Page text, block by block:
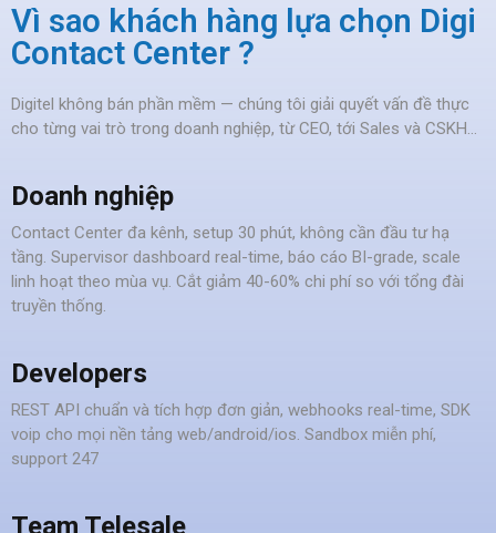
Vì sao khách hàng lựa chọn Digi
Contact Center ?
Digitel không bán phần mềm — chúng tôi giải quyết vấn đề thực
cho từng vai trò trong doanh nghiệp, từ CEO, tới Sales và CSKH…
Doanh nghiệp
Contact Center đa kênh, setup 30 phút, không cần đầu tư hạ
tầng. Supervisor dashboard real-time, báo cáo BI-grade, scale
linh hoạt theo mùa vụ. Cắt giảm 40-60% chi phí so với tổng đài
truyền thống.
Developers
REST API chuẩn và tích hợp đơn giản, webhooks real-time, SDK
voip cho mọi nền tảng web/android/ios. Sandbox miễn phí,
support 247
Team Telesale